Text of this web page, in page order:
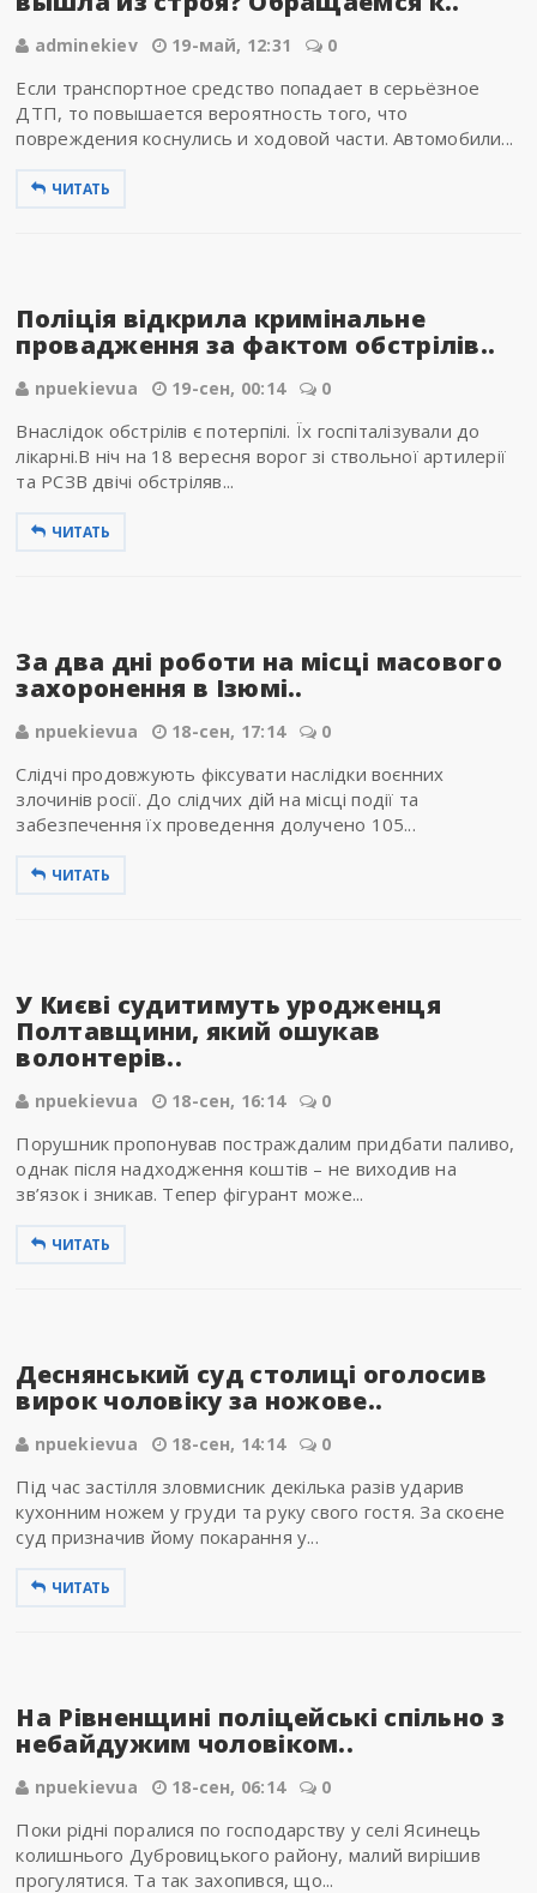
adminekiev 19-май, 12:31 0
Если транспортное средство попадает в серьёзное
ДТП, то повышается вероятность того, что
повреждения коснулись и ходовой части. Автомобили...
ЧИТАТЬ
Поліція відкрила кримінальне
провадження за фактом обстрілів..
npuekievua 19-сен, 00:14 0
Внаслідок обстрілів є потерпілі. Їх госпіталізували до
лікарні.В ніч на 18 вересня ворог зі ствольної артилерії
та РСЗВ двічі обстріляв...
ЧИТАТЬ
За два дні роботи на місці масового
захоронення в Ізюмі..
npuekievua 18-сен, 17:14 0
Слідчі продовжують фіксувати наслідки воєнних
злочинів росії. До слідчих дій на місці події та
забезпечення їх проведення долучено 105...
ЧИТАТЬ
У Києві судитимуть уродженця
Полтавщини, який ошукав
волонтерів..
npuekievua 18-сен, 16:14 0
Порушник пропонував постраждалим придбати паливо,
однак після надходження коштів – не виходив на
зв’язок і зникав. Тепер фігурант може...
ЧИТАТЬ
Деснянський суд столиці оголосив
вирок чоловіку за ножове..
npuekievua 18-сен, 14:14 0
Під час застілля зловмисник декілька разів ударив
кухонним ножем у груди та руку свого гостя. За скоєне
суд призначив йому покарання у...
ЧИТАТЬ
На Рівненщині поліцейські спільно з
небайдужим чоловіком..
npuekievua 18-сен, 06:14 0
Поки рідні поралися по господарству у селі Ясинець
колишнього Дубровицького району, малий вирішив
прогулятися. Та так захопився, що...